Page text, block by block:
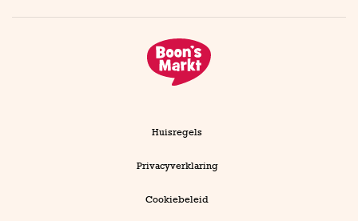
Huisregels
Privacyverklaring
Cookiebeleid